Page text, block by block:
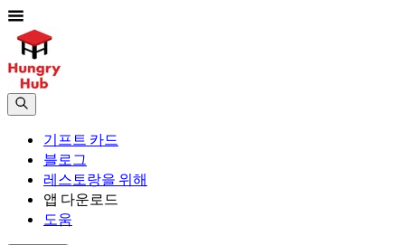
기프트 카드
블로그
레스토랑을 위해
앱 다운로드
도움